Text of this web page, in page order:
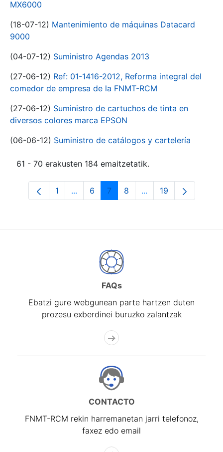
MX6000
(18-07-12) Mantenimiento de máquinas Datacard
9000
(04-07-12) Suministro Agendas 2013
(27-06-12) Ref: 01-1416-2012, Reforma integral del
comedor de empresa de la FNMT-RCM
(27-06-12) Suministro de cartuchos de tinta en
diversos colores marca EPSON
(06-06-12) Suministro de catálogos y cartelería
61 - 70 erakusten 184 emaitzetatik.
Orrialdea
1 ...Intermediate Pages Use TAB to
Orrialdea
6 Orrialdea
7 Orrialdea
8 ...Intermediate Pages
Orrialdea
19
FAQs
Ebatzi gure webgunean parte hartzen duten
prozesu exberdinei buruzko zalantzak
CONTACTO
FNMT-RCM rekin harremanetan jarri telefonoz,
faxez edo email